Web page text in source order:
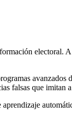
electoral.
avanzados
falsas que imitan